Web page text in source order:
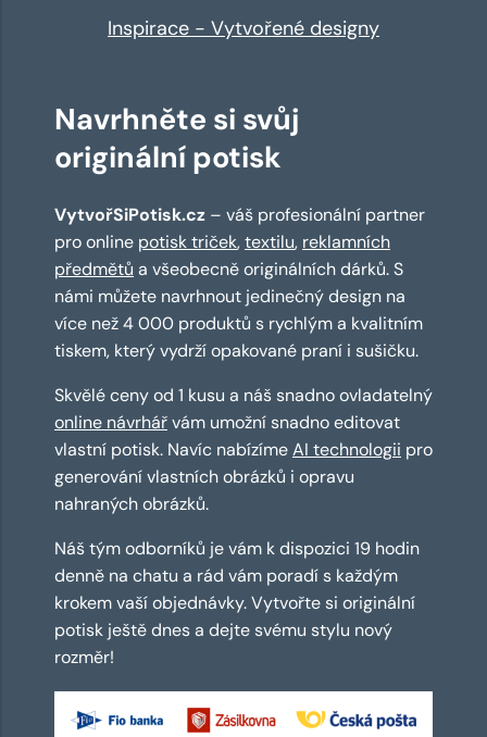
Inspirace - Vytvořené designy
Navrhněte si svůj
originální potisk
VytvořSiPotisk.cz – váš profesionální partner
pro online potisk triček,textilu, reklamních
předmětů a všeobecně originálních dárků. S
námi můžete navrhnout jedinečný design na
více než 4 000 produktů s rychlým a kvalitním
tiskem, který vydrží opakované praní i sušičku.
Skvělé ceny od 1 kusu a náš snadno ovladatelný
online návrhářvám umožní snadno editovat
vlastní potisk. Navíc nabízímeAI technologii pro
generování vlastních obrázků i opravu
nahraných obrázků.
Náš tým odborníků je vám k dispozici 19 hodin
denně na chatu a rád vám poradí s každým
krokem vaší objednávky. Vytvořte si originální
potisk ještě dnes a dejte svému stylu nový
rozměr!